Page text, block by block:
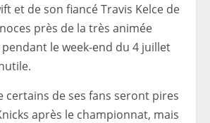
et de son fiancé Travis Kelce de
près de la très animée
le week-end du 4 juillet
certains de ses fans seront pires
après le championnat, mais